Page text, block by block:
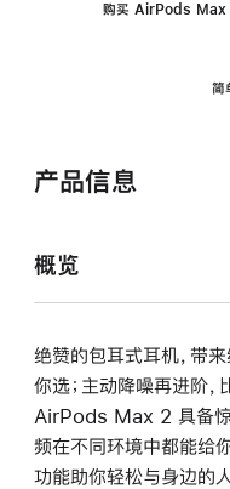
购买 AirPods Max
简
产品信息
概览
绝赞的包耳式耳机，带
你选；主动降噪再进阶
AirPods Max 2 具备惊
频在不同环境中都能给
功能助你轻松与身边的